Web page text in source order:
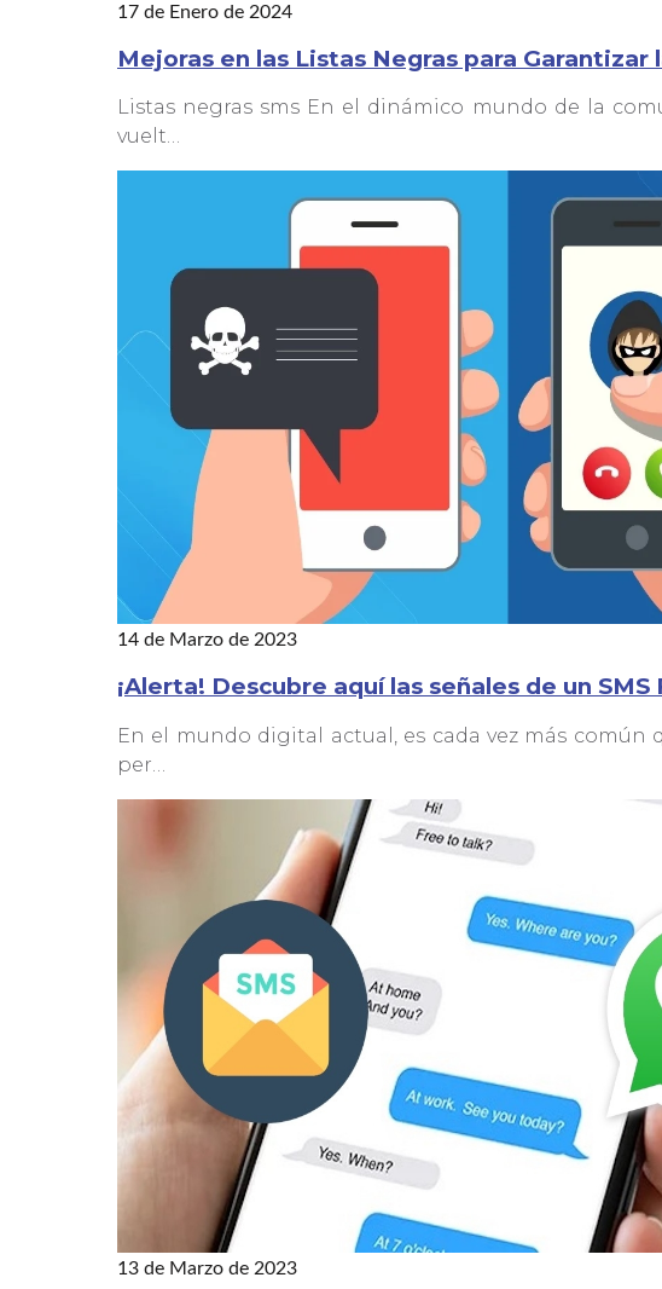
17 de Enero de 2024
Mejoras en las Listas Negras para Garantizar
Listas negras sms En el dinámico mundo de la
vuelt…
14 de Marzo de 2023
¡Alerta! Descubre aquí las señales de un
En el mundo digital actual, es cada vez más
per…
13 de Marzo de 2023